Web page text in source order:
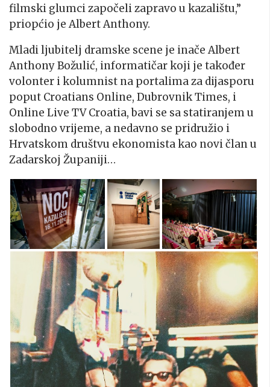
filmski glumci započeli zapravo u kazalištu,”
priopćio je Albert Anthony.
Mladi ljubitelj dramske scene je inače Albert
Anthony Božulić, informatičar koji je također
volonter i kolumnist na portalima za dijasporu
poput Croatians Online, Dubrovnik Times, i
Online Live TV Croatia, bavi se sa statiranjem u
slobodno vrijeme, a nedavno se pridružio i
Hrvatskom društvu ekonomista kao novi član u
Zadarskoj Županiji…